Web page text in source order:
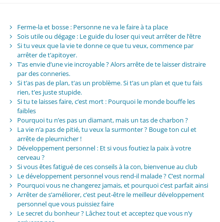
Ferme-la et bosse : Personne ne va le faire à ta place
Sois utile ou dégage : Le guide du loser qui veut arrêter de l’être
Si tu veux que la vie te donne ce que tu veux, commence par
arrêter de t’apitoyer.
T’as envie d’une vie incroyable ? Alors arrête de te laisser distraire
par des conneries.
Si t’as pas de plan, t’as un problème. Si t’as un plan et que tu fais
rien, t’es juste stupide.
Si tu te laisses faire, c’est mort : Pourquoi le monde bouffe les
faibles
Pourquoi tu n’es pas un diamant, mais un tas de charbon ?
La vie n’a pas de pitié, tu veux la surmonter ? Bouge ton cul et
arrête de pleurnicher !
Développement personnel : Et si vous foutiez la paix à votre
cerveau ?
Si vous êtes fatigué de ces conseils à la con, bienvenue au club
Le développement personnel vous rend-il malade ? C’est normal
Pourquoi vous ne changerez jamais, et pourquoi c’est parfait ainsi
Arrêter de s’améliorer, c’est peut-être le meilleur développement
personnel que vous puissiez faire
Le secret du bonheur ? Lâchez tout et acceptez que vous n’y